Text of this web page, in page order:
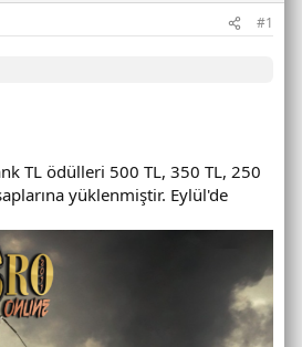
#1
TL ödülleri 500 TL, 350 TL, 250
yüklenmiştir. Eylül'de